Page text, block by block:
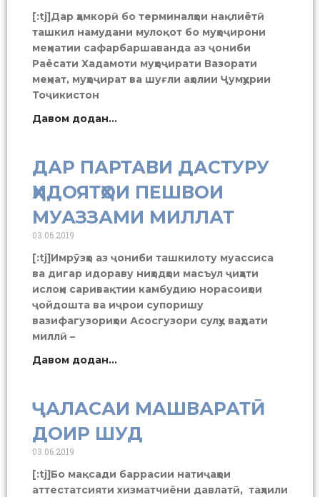
[:tj]Дар ҳамкорӣ бо терминалҳои нақлиётӣ
ташкил намудани мулоқот бо муҳоҷирони
меҳнатии сафарбаршаванда аз ҷониби
Раёсати Хадамоти муҳоҷирати Вазорати
меҳнат, муҳоҷират ва шуғли аҳолии Ҷумҳурии
Тоҷикистон
Давом додан...
ДАР ПАРТАВИ ДАСТУРУ
ҲИДОЯТҲОИ ПЕШВОИ
МУАЗЗАМИ МИЛЛАТ
03.06.2019
[:tj]Имрӯзҳо аз ҷониби ташкилоту муассиса
ва дигар идораву ниҳодҳои масъул ҷиҳати
ислоҳи саривақтии камбудию норасоиҳои
ҷойдошта ва иҷрои супоришу
вазифагузориҳои Асосгузори сулҳу ваҳдати
миллӣ –
Давом додан...
ҶАЛАСАИ МАШВАРАТӢ
ДОИР ШУД
03.06.2019
[:tj]Бо мақсади баррасии натиҷаҳои
аттестатсияти хизматчиёни давлатӣ, таҳлили